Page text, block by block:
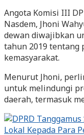
Angota Komisi III
Nasdem, Jhoni
dewan diwajibkan
tahun 2019 tentang
kemasyarakat.
Menurut Jhoni,
untuk melindungi
daerah, termasuk